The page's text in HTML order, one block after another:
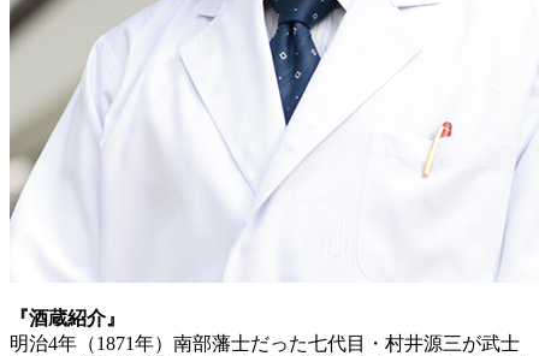
『酒蔵紹介』
明治4年（1871年）南部藩士だった七代目・村井源三が武士